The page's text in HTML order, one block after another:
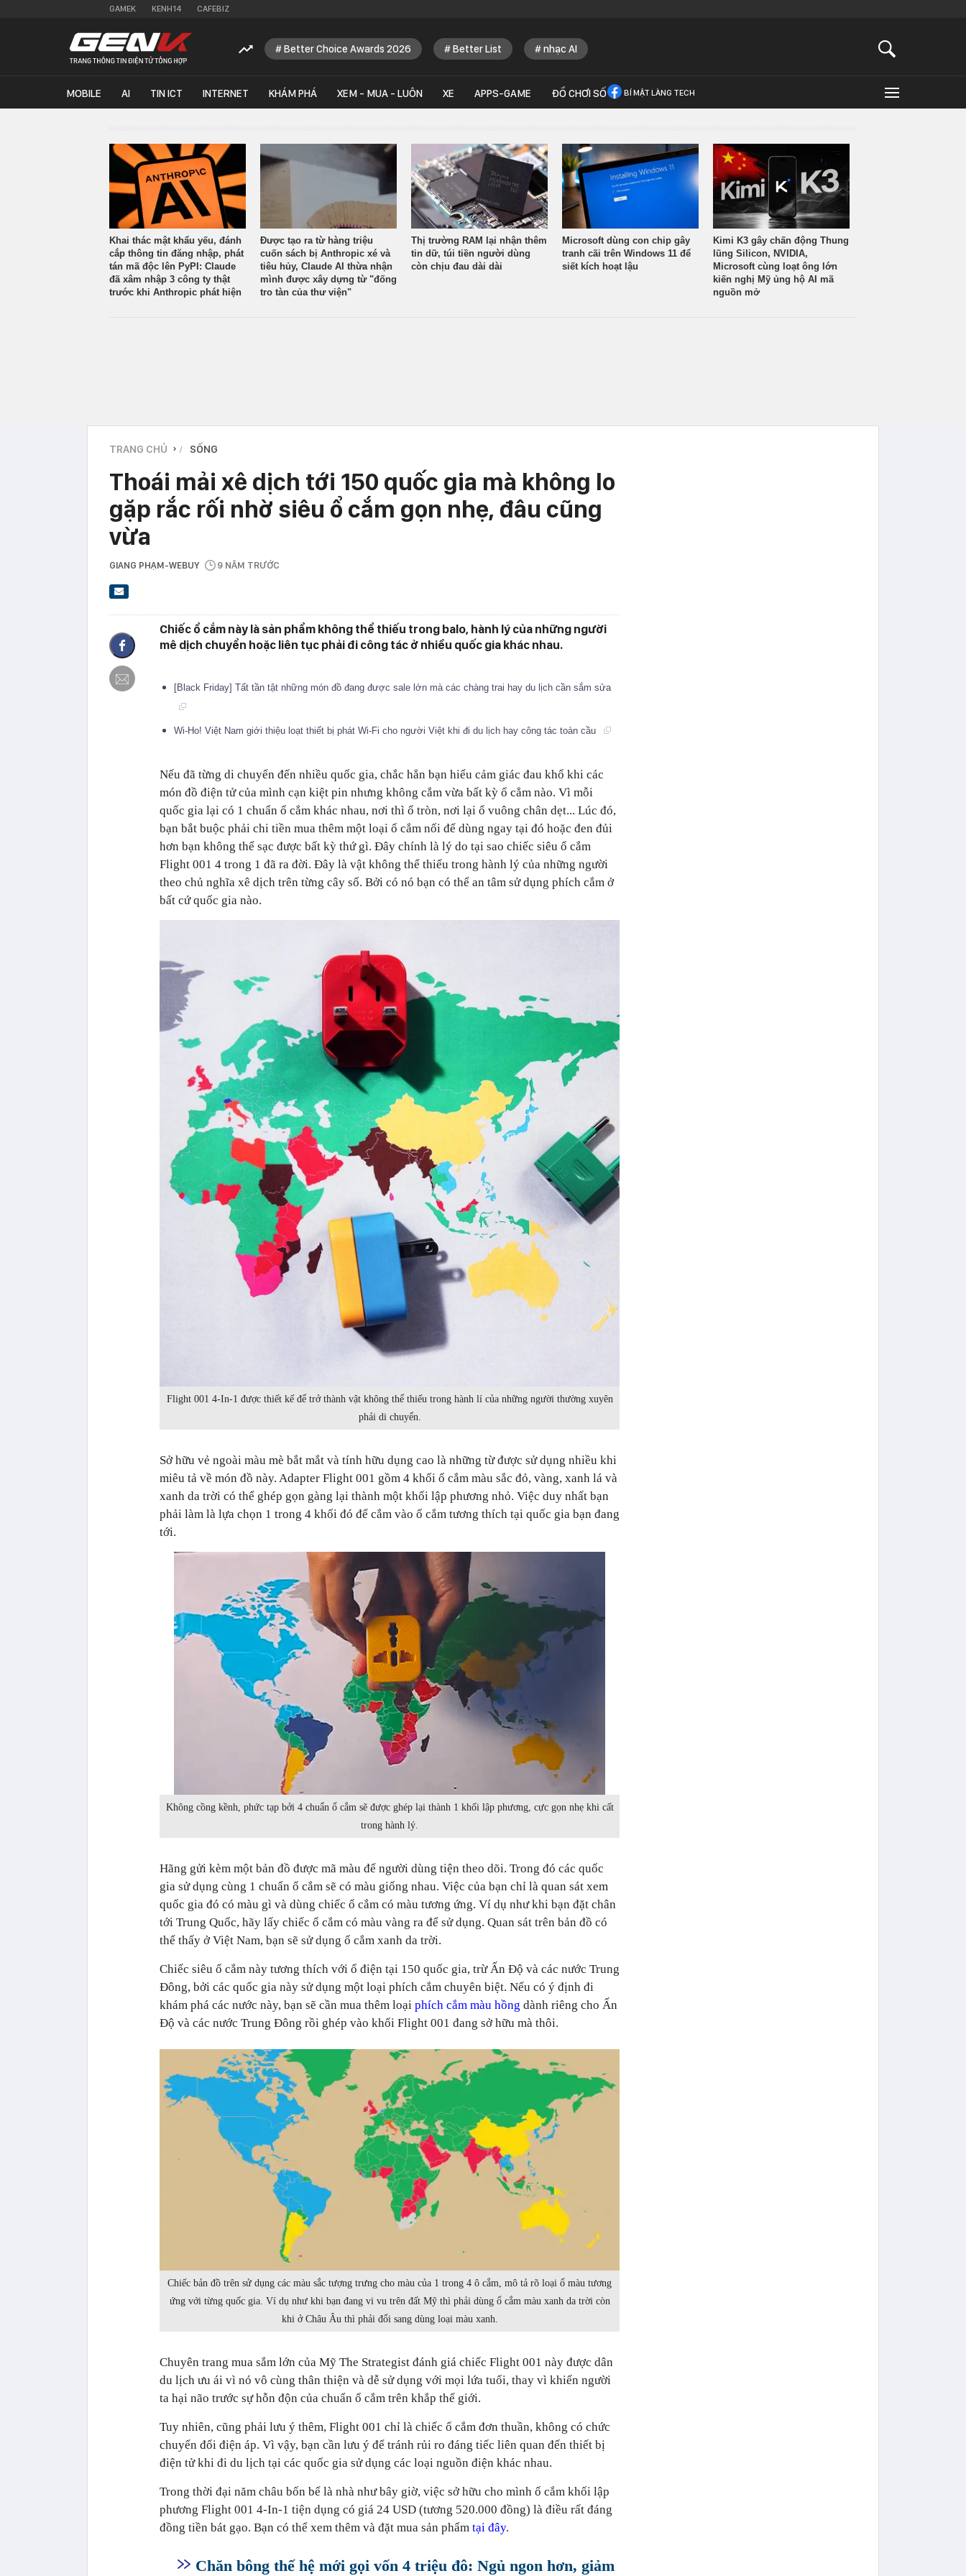
GAMEK KENH14 CAFEBIZ
Better Choice Awards 2026 Better List nhạc AI
MOBILE AI TIN ICT INTERNET KHÁM PHÁ XEM - MUA - LUÔN XE APPS-GAME ĐỒ CHƠI SỐ BÍ MẬT LÀNG TECH
Khai thác mật khẩu yếu, đánh
cắp thông tin đăng nhập, phát
tán mã độc lên PyPI: Claude
đã xâm nhập 3 công ty thật
trước khi Anthropic phát hiện
Được tạo ra từ hàng triệu
cuốn sách bị Anthropic xé và
tiêu hủy, Claude AI thừa nhận
mình được xây dựng từ "đống
tro tàn của thư viện"
Thị trường RAM lại nhận thêm
tin dữ, túi tiền người dùng
còn chịu đau dài dài
Microsoft dùng con chip gây
tranh cãi trên Windows 11 để
siết kích hoạt lậu
Kimi K3 gây chấn động Thung
lũng Silicon, NVIDIA,
Microsoft cùng loạt ông lớn
kiến nghị Mỹ ủng hộ AI mã
nguồn mở
TRANG CHỦ › SỐNG
Thoái mải xê dịch tới 150 quốc gia mà không lo
gặp rắc rối nhờ siêu ổ cắm gọn nhẹ, đâu cũng
vừa
GIANG PHẠM-WEBUY 9 NĂM TRƯỚC
Chiếc ổ cắm này là sản phẩm không thể thiếu trong balo, hành lý của những người
mê dịch chuyển hoặc liên tục phải đi công tác ở nhiều quốc gia khác nhau.
[Black Friday] Tất tần tật những món đồ đang được sale lớn mà các chàng trai hay du lịch cần sắm sửa
Wi-Ho! Việt Nam giới thiệu loạt thiết bị phát Wi-Fi cho người Việt khi đi du lịch hay công tác toàn cầu
Nếu đã từng di chuyển đến nhiều quốc gia, chắc hẳn bạn hiểu cảm giác đau khổ khi các
món đồ điện tử của mình cạn kiệt pin nhưng không cắm vừa bất kỳ ổ cẳm nào. Vì mỗi
quốc gia lại có 1 chuẩn ổ cắm khác nhau, nơi thì ổ tròn, nơi lại ổ vuông chân dẹt... Lúc đó,
bạn bắt buộc phải chi tiền mua thêm một loại ổ cắm nối để dùng ngay tại đó hoặc đen đủi
hơn bạn không thể sạc được bất kỳ thứ gì. Đây chính là lý do tại sao chiếc siêu ổ cắm
Flight 001 4 trong 1 đã ra đời. Đây là vật không thể thiếu trong hành lý của những người
theo chủ nghĩa xê dịch trên từng cây số. Bởi có nó bạn có thể an tâm sử dụng phích cắm ở
bất cứ quốc gia nào.
Flight 001 4-In-1 được thiết kế để trở thành vật không thể thiếu trong hành lí của những người thường xuyên
phải di chuyển.
Sở hữu vẻ ngoài màu mè bắt mắt và tính hữu dụng cao là những từ được sử dụng nhiều khi
miêu tả về món đồ này. Adapter Flight 001 gồm 4 khối ổ cắm màu sắc đỏ, vàng, xanh lá và
xanh da trời có thể ghép gọn gàng lại thành một khối lập phương nhỏ. Việc duy nhất bạn
phải làm là lựa chọn 1 trong 4 khối đó để cắm vào ổ cắm tương thích tại quốc gia bạn đang
tới.
Không cồng kềnh, phức tạp bởi 4 chuẩn ổ cắm sẽ được ghép lại thành 1 khối lập phương, cực gọn nhẹ khi cất
trong hành lý.
Hãng gửi kèm một bản đồ được mã màu để người dùng tiện theo dõi. Trong đó các quốc
gia sử dụng cùng 1 chuẩn ổ cắm sẽ có màu giống nhau. Việc của bạn chỉ là quan sát xem
quốc gia đó có màu gì và dùng chiếc ổ cắm có màu tương ứng. Ví dụ như khi bạn đặt chân
tới Trung Quốc, hãy lấy chiếc ổ cắm có màu vàng ra để sử dụng. Quan sát trên bản đồ có
thể thấy ở Việt Nam, bạn sẽ sử dụng ổ cắm xanh da trời.
Chiếc siêu ổ cắm này tương thích với ổ điện tại 150 quốc gia, trừ Ấn Độ và các nước Trung
Đông, bởi các quốc gia này sử dụng một loại phích cắm chuyên biệt. Nếu có ý định đi
khám phá các nước này, bạn sẽ cần mua thêm loại phích cắm màu hồng dành riêng cho Ấn
Độ và các nước Trung Đông rồi ghép vào khối Flight 001 đang sở hữu mà thôi.
Chiếc bản đồ trên sử dụng các màu sắc tượng trưng cho màu của 1 trong 4 ô cắm, mô tả rõ loại ổ màu tương
ứng với từng quốc gia. Ví dụ như khi bạn đang vi vu trên đất Mỹ thì phải dùng ổ cắm màu xanh da trời còn
khi ở Châu Âu thì phải đổi sang dùng loại màu xanh.
Chuyên trang mua sắm lớn của Mỹ The Strategist đánh giá chiếc Flight 001 này được dân
du lịch ưu ái vì nó vô cùng thân thiện và dễ sử dụng với mọi lứa tuổi, thay vì khiến người
ta hại não trước sự hỗn độn của chuẩn ổ cắm trên khắp thế giới.
Tuy nhiên, cũng phải lưu ý thêm, Flight 001 chỉ là chiếc ổ cắm đơn thuần, không có chức
chuyển đổi điện áp. Vì vậy, bạn cần lưu ý để tránh rủi ro đáng tiếc liên quan đến thiết bị
điện tử khi đi du lịch tại các quốc gia sử dụng các loại nguồn điện khác nhau.
Trong thời đại năm châu bốn bể là nhà như bây giờ, việc sở hữu cho mình ố cắm khối lập
phương Flight 001 4-In-1 tiện dụng có giá 24 USD (tương 520.000 đồng) là điều rất đáng
đồng tiền bát gạo. Bạn có thể xem thêm và đặt mua sản phẩm tại đây.
Chăn bông thế hệ mới gọi vốn 4 triệu đô: Ngủ ngon hơn, giảm